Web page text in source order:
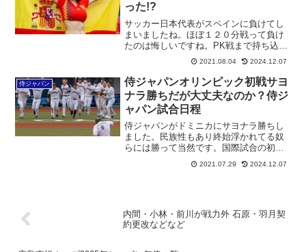
った!?
サッカー日本代表がスペインに負けてし
まいましたね。ほぼ１２０分戦って負け
たのは悔しいですね。PK戦まで持ち込め
ば後は運次第なので勝てる可能性があっ
たんですが、なかなかうまくいかないで
すね。そうは言っても、最初からスペイ
ンのパススピードについ...
2021.08.04 2024.12.07
侍ジャパン
侍ジャパンオリンピック初戦サヨ
ナラ勝ちだが大丈夫なのか？侍ジ
ャパン試合日程
侍ジャパンがドミニカにサヨナラ勝ちし
ました。民族性もあり終始浮かれてる奴
らには勝って当然です。国際試合の初戦
は本当に大事です。カープVSＤｅＮＡの
３連戦カード頭とは大違いです。韓国が
2021.07.29 2024.12.07
内間・小林・前川が戦力外 石原・羽月契
約更改などなど